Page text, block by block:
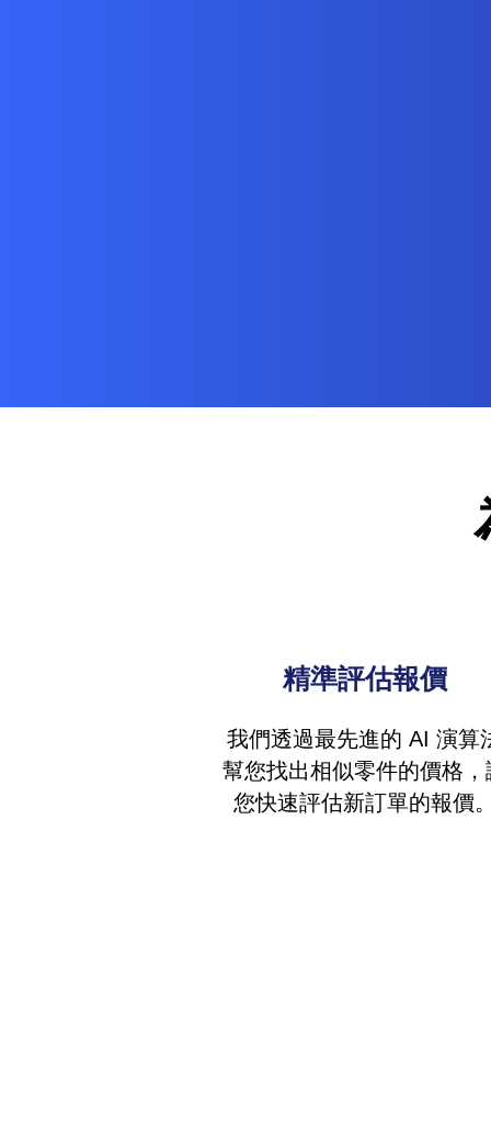
精準​評估報價
我們透過最先進的 AI 演算
幫您找出相似零件的價格，
您快速評估新訂單的報價